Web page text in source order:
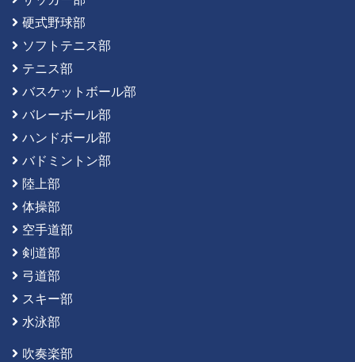
硬式野球部
ソフトテニス部
テニス部
バスケットボール部
バレーボール部
ハンドボール部
バドミントン部
陸上部
体操部
空手道部
剣道部
弓道部
スキー部
水泳部
吹奏楽部